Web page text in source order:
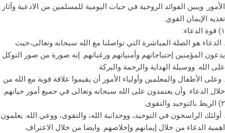
الأمور. ويبين الفوائد الروحية في حيات اليومية للمسلمين من الادعية وآثار
تغذيه الإيمان القوي.
١) قوة الدعاء:
. الدعاء هو الصلة المباشرة التي تواصلنا مع الله سبحانه وتعالى،حيث
يدعون المؤمنين إحتياجاتهم وأمنياتهم ورغباتهم. إنه صورة من صور التوكل
على الله. ووسيلة الهداية والرحمة والبركة.
. وعلى الأطفال والمعلمين وأولياء الأمور أن يقيموا علاقة قوية مع الله من
خلال الدعاء. وأن يعتمدون على الله سبحانه وتعالى في جميع أمور حياتهم.
٢) الربط بالتوحيد والتقوى:
. أولئك الراسخون في التوحيد، ووحدانية الله، والتقوى، ووعي الله. يعلمون
اهمية الدعاء من خلال إيمانهم وإخلاصهم. وايضا من خلال الاعتراف